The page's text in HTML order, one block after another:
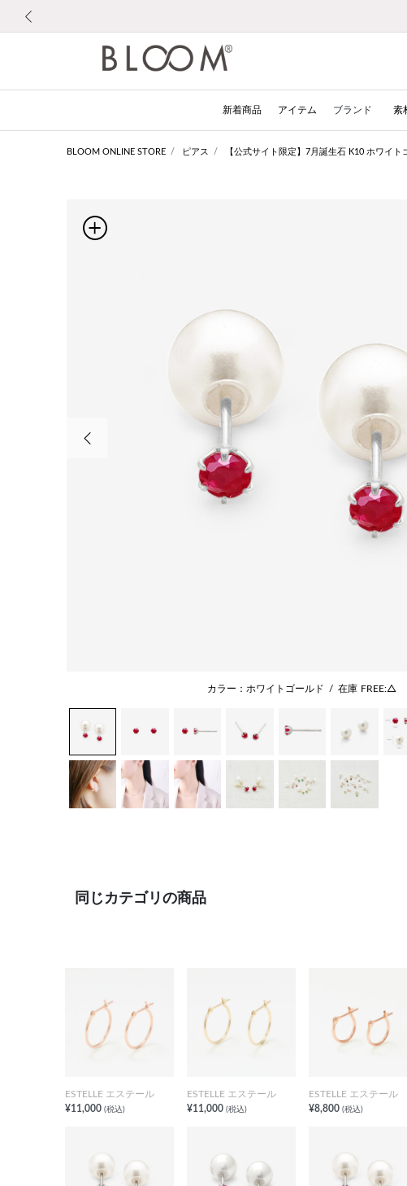
新着商品 アイテム ブランド 素
BLOOM ONLINE STORE ピアス 【公式サイト限定】7月誕生石 K10 ホワイト
カラー：ホワイトゴールド / 在庫 FREE:△
同じカテゴリの商品
ESTELLE エステール
¥11,000 (税込)
ESTELLE エステール
¥11,000 (税込)
ESTELLE エステール
¥8,800 (税込)